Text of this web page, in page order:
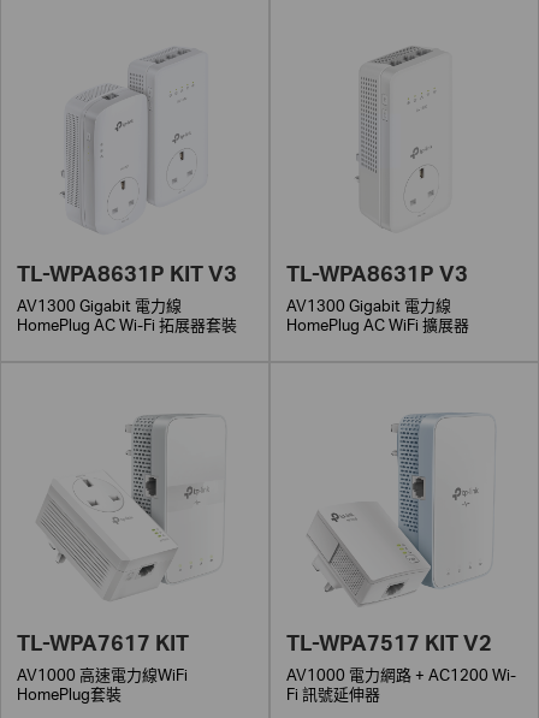
TL-WPA8631P KIT V3
AV1300 Gigabit 電力線
HomePlug AC Wi-Fi 拓展器套裝
TL-WPA8631P V3
AV1300 Gigabit 電力線
HomePlug AC WiFi 擴展器
TL-WPA7617 KIT
AV1000 高速電力線WiFi
HomePlug套裝
TL-WPA7517 KIT V2
AV1000 電力網路 + AC1200 Wi-
Fi 訊號延伸器